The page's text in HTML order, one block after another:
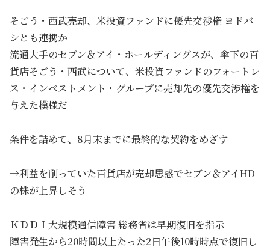
そごう・西武売却、米投資ファンドに優先交渉権 ヨドバ
シとも連携か
流通大手のセブン＆アイ・ホールディングスが、傘下の百
貨店そごう・西武について、米投資ファンドのフォートレ
ス・インベストメント・グループに売却先の優先交渉権を
与えた模様だ
条件を詰めて、8月末までに最終的な契約をめざす
→利益を削っていた百貨店が売却思惑でセブン＆アイHD
の株が上昇しそう
ＫＤＤＩ大規模通信障害 総務省は早期復旧を指示
障害発生から20時間以上たった2日午後10時時点で復旧し